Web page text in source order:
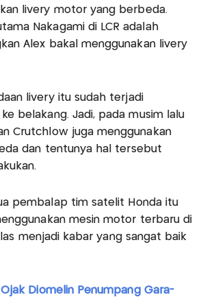
livery motor yang berbeda.
Nakagami di LCR adalah
Alex bakal menggunakan livery
livery itu sudah terjadi
belakang. Jadi, pada musim lalu
Crutchlow juga menggunakan
dan tentunya hal tersebut
pembalap tim satelit Honda itu
mesin motor terbaru di
menjadi kabar yang sangat baik
Ojak Diomelin Penumpang Gara-